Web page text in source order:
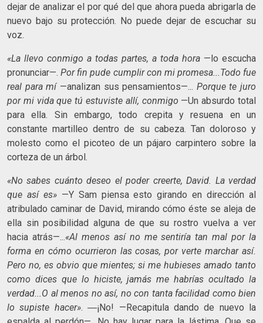
dejar de analizar el por qué del que ahora pueda abrigarla de
nuevo bajo su protección. No puede dejar de escuchar su
voz.
«La llevo conmigo a todas partes, a toda hora —lo escucha
pronunciar—.Por fin pude cumplir con mi promesa...Todo fue
real para mí—analizan sus pensamientos—... Porque te juro
por mi vida que tú estuviste allí, conmigo —Un absurdo total
para ella. Sin embargo, todo crepita y resuena en un
constante martilleo dentro de su cabeza. Tan doloroso y
molesto como el picoteo de un pájaro carpintero sobre la
corteza de un árbol.
«No sabes cuánto deseo el poder creerte, David. La verdad
que así es»—Y Sam piensa esto girando en dirección al
atribulado caminar de David, mirando cómo éste se aleja de
ella sin posibilidad alguna de que su rostro vuelva a ver
hacia atrás—...«Al menos así no me sentiría tan mal por la
forma en cómo ocurrieron las cosas, por verte marchar así.
Pero no, es obvio que mientes; si me hubieses amado tanto
como dices que lo hiciste, jamás me habrías ocultado la
verdad...O al menos no así, no con tanta facilidad como bien
lo supiste hacer». ―¡No! —Recapitula dando de nuevo la